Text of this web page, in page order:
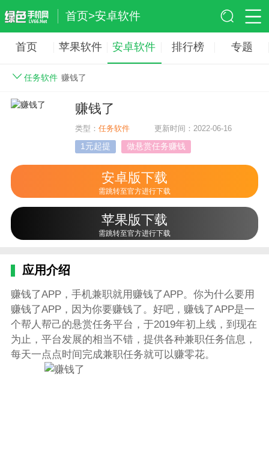
首页>安卓软件
首页 苹果软件 安卓软件 排行榜 专题
任务软件 赚钱了
赚钱了
类型：任务软件 更新时间：2022-06-16
1元起提 做悬赏任务赚钱
安卓版下载
需跳转至官方进行下载
苹果版下载
需跳转至官方进行下载
应用介绍
赚钱了APP，手机兼职就用赚钱了APP。你为什么要用
赚钱了APP，因为你要赚钱了。好吧，赚钱了APP是一
个帮人帮己的悬赏任务平台，于2019年初上线，到现在
为止，平台发展的相当不错，提供各种兼职任务信息，
每天一点点时间完成兼职任务就可以赚零花。